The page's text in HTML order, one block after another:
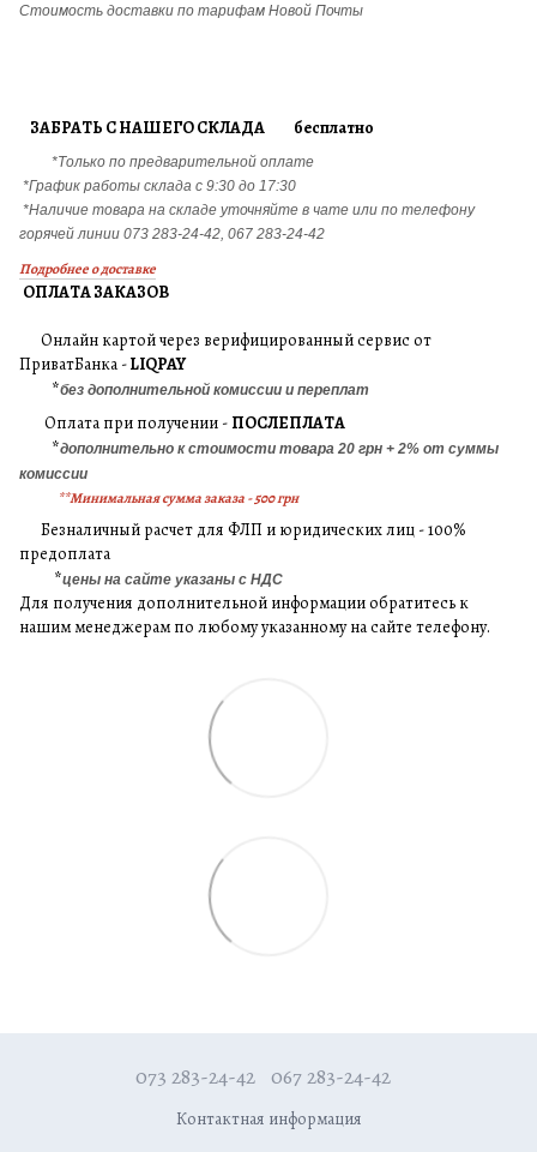
Стоимость доставки по тарифам Новой Почты
ЗАБРАТЬ С НАШЕГО СКЛАДА бесплатно
*Только по предварительной оплате
*График работы склада с 9:30 до 17:30
*Наличие товара на складе уточняйте в чате или по телефону
горячей линии 073 283-24-42, 067 283-24-42
Подробнее о доставке
ОПЛАТА ЗАКАЗОВ
Онлайн картой через верифицированный сервис от
ПриватБанка -LIQPAY
*без дополнительной комиссии и переплат
Оплата при получении - ПОСЛЕПЛАТА
*дополнительно к стоимости товара 20 грн + 2% от суммы
комиссии
**Минимальная сумма заказа - 500 грн
Безналичный расчет для ФЛП и юридических лиц - 100%
предоплата
*цены на сайте указаны с НДС
Для получения дополнительной информации обратитесь к
нашим менеджерам по любому указанному на сайте телефону.
073 283-24-42 067 283-24-42
Контактная информация